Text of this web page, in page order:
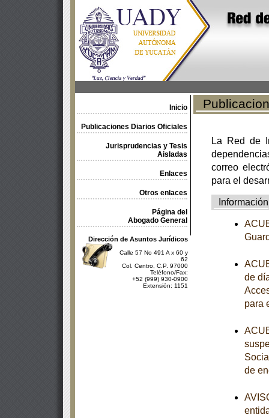
Inicio
Publicaciones Diarios Oficiales
Jurisprudencias y Tesis
Aisladas
Enlaces
Otros enlaces
Página del
Abogado General
Dirección de Asuntos Jurídicos
Calle 57 No 491 A x 60 y
62
Col. Centro, C.P. 97000
Teléfono/Fax:
+52 (999) 930-0900
Extensión: 1151
La Red de
correo
para el
Información
de
para
de